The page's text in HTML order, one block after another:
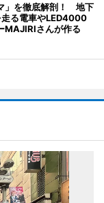
」を徹底解剖！ 地下
る電車やLED4000
さんが作る